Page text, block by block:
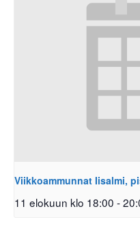
Viikkoammunnat Iisalmi,
11 elokuun klo 18:00 -